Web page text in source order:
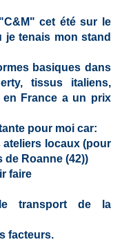
cet été sur le
je tenais mon stand
basiques dans
tissus italiens,
en France a un prix
pour moi car:
ateliers locaux (pour
Roanne (42))
faire
transport de la
facteurs.